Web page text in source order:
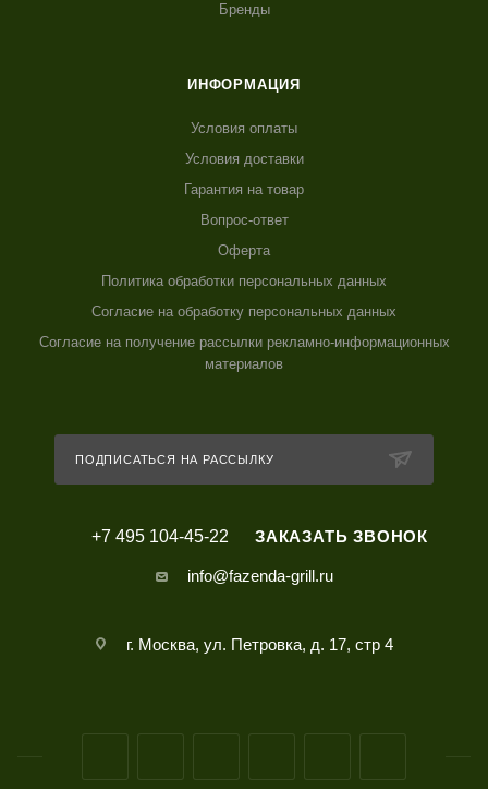
Бренды
ИНФОРМАЦИЯ
Условия оплаты
Условия доставки
Гарантия на товар
Вопрос-ответ
Оферта
Политика обработки персональных данных
Согласие на обработку персональных данных
Согласие на получение рассылки рекламно-информационных
материалов
ПОДПИСАТЬСЯ НА РАССЫЛКУ
+7 495 104-45-22 ЗАКАЗАТЬ ЗВОНОК
info@fazenda-grill.ru
г. Москва, ул. Петровка, д. 17, стр 4